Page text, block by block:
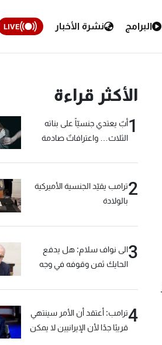
البرامج نشرة الأخبار LIVE
الأكثر قراءة
1أبٌ يعتدي جنسيّاً على بناته
الثلاث… واعترافاتٌ صادمة
2ترامب يقيّد الجنسية الأميركية
بالولادة
3الى نواف سلام: هل يدفع
الحايك ثمن وقوفه في وجه
4ترامب: أعتقد أن الأمر سينتهي
قريبًا جدًا لأن الإيرانيين لا يمكن